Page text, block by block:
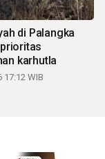
di Palangka
karhutla
17:12 WIB